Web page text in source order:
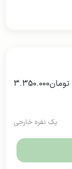
تومان3.350.000
یک نفره خارجی